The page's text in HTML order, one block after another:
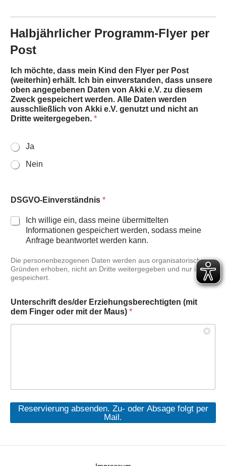
Halbjährlicher Programm-Flyer per
Post
Ich möchte, dass mein Kind den Flyer per Post
(weiterhin) erhält. Ich bin einverstanden, dass unsere
oben angegebenen Daten von Akki e.V. zu diesem
Zweck gespeichert werden. Alle Daten werden
ausschließlich von Akki e.V. genutzt und nicht an
Dritte weitergegeben. *
Ja
Nein
DSGVO-Einverständnis *
Ich willige ein, dass meine übermittelten
Informationen gespeichert werden, sodass meine
Anfrage beantwortet werden kann.
Die personenbezogenen Daten werden aus organisatorischen
Gründen erhoben, nicht an Dritte weitergegeben und nur intern
gespeichert.
Unterschrift des/der Erziehungsberechtigten (mit
dem Finger oder mit der Maus) *
Reservierung absenden. Zu- oder Absage folgt per
Mail.